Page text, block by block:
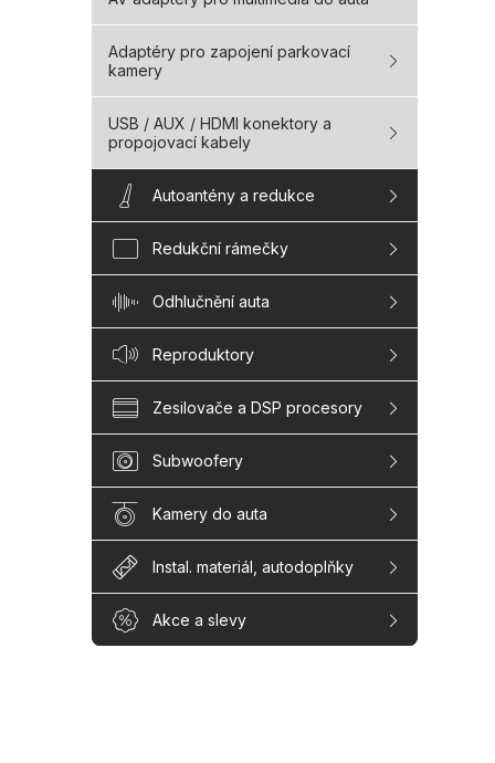
Adaptéry pro zapojení parkovací
kamery
USB / AUX / HDMI konektory a
propojovací kabely
Autoantény a redukce
Redukční rámečky
Odhlučnění auta
Reproduktory
Zesilovače a DSP procesory
Subwoofery
Kamery do auta
Instal. materiál, autodoplňky
Akce a slevy